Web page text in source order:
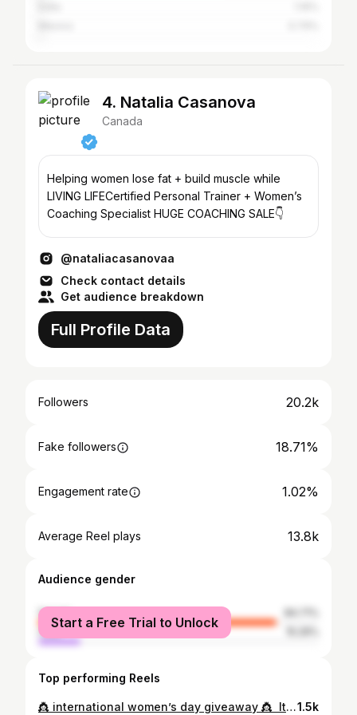
4. Natalia Casanova
Canada
Helping women lose fat + build muscle while
LIVING LIFECertified Personal Trainer + Women’s
Coaching Specialist HUGE COACHING SALE👇
@nataliacasanovaa
Check contact details
Get audience breakdown
Full Profile Data
Followers 20.2k
Fake followers 18.71%
Engagement rate 1.02%
Average Reel plays 13.8k
Audience gender
female
male
Start a Free Trial to Unlock
Top performing Reels
👸 international women’s day giveaway 👸 ⁣ It’s time to celebrate the queens✨⁣ ⁣ You could win a $250 Lululemon giftcard (CAD) OR PayPal money transfer/etransfer if you’re in Canada. 𝗧𝗼 𝗲𝗻𝘁𝗲𝗿: ⁣ 〰️follow me @nataliacasanovaa⁣ 〰️LIKE + SAVE this post⁣ 〰️tag your friends (each separate comment tag is an entry)⁣ 〰️share to your stories and tag me! ⁣ 🤍Giveaway will close on March 20th and winner will be announced on my stories March 21st (chosen at random)⁣.⁣ This giveaway is world wide. ⁣ *giveaway is not sponsored or affiliated with Lululemon, paypal or instagram* ⁣ ** I AM NOT CREATING NEW ACCOUNTS AND MESSAGING YOU SAYING YOU ARE THE WINNER. I WILL NOT BE MESSAGING YOU ASKING YOU FOR CREDIT CARD INFORMATION. PLEASE REPORT ANY FRAUDULENT ACCOUNTS MADE **⁣ #giveaway #freegiveaway #lululemon #internationalwomensday #womensday1.5k